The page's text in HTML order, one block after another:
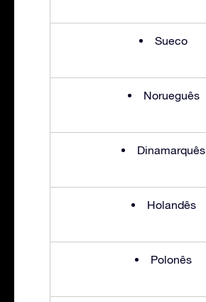
Sueco
Norueguês
Dinamarquês
Holandês
Polonês